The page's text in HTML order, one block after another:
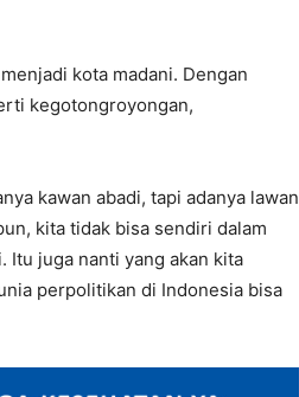
kota madani. Dengan
kegotongroyongan,
kawan abadi, tapi adanya lawan
kita tidak bisa sendiri dalam
Itu juga nanti yang akan kita
perpolitikan di Indonesia bisa